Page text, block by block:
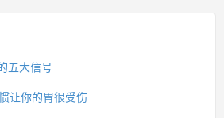
五大信号
让你的胃很受伤